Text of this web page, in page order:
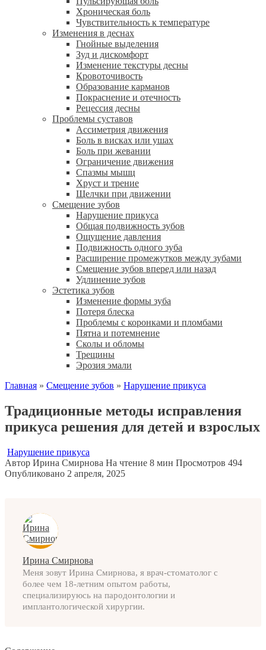
Хроническая боль
Чувствительность к температуре
Изменения в деснах
Гнойные выделения
Зуд и дискомфорт
Изменение текстуры десны
Кровоточивость
Образование карманов
Покраснение и отечность
Рецессия десны
Проблемы суставов
Ассиметрия движения
Боль в висках или ушах
Боль при жевании
Ограничение движения
Спазмы мышц
Хруст и трение
Щелчки при движении
Смещение зубов
Нарушение прикуса
Общая подвижность зубов
Ощущение давления
Подвижность одного зуба
Расширение промежутков между зубами
Смещение зубов вперед или назад
Удлинение зубов
Эстетика зубов
Изменение формы зуба
Потеря блеска
Проблемы с коронками и пломбами
Пятна и потемнение
Сколы и обломы
Трещины
Эрозия эмали
Главная » Смещение зубов » Нарушение прикуса
Традиционные методы исправления
прикуса решения для детей и взрослых
Нарушение прикуса
Автор Ирина Смирнова На чтение 8 мин Просмотров 494
Опубликовано 2 апреля, 2025
Ирина Смирнова
Меня зовут Ирина Смирнова, я врач-стоматолог с
более чем 18-летним опытом работы,
специализируюсь на пародонтологии и
имплантологической хирургии.